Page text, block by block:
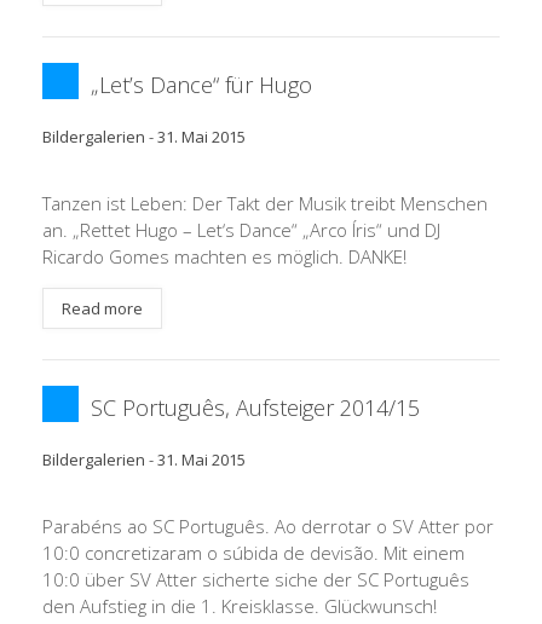
„Let’s Dance“ für Hugo
Bildergalerien -31. Mai 2015
Tanzen ist Leben: Der Takt der Musik treibt Menschen
an. „Rettet Hugo – Let‘s Dance“ „Arco Íris“ und DJ
Ricardo Gomes machten es möglich. DANKE!
Read more
SC Português, Aufsteiger 2014/15
Bildergalerien -31. Mai 2015
Parabéns ao SC Português. Ao derrotar o SV Atter por
10:0 concretizaram o súbida de devisão. Mit einem
10:0 über SV Atter sicherte siche der SC Português
den Aufstieg in die 1. Kreisklasse. Glückwunsch!